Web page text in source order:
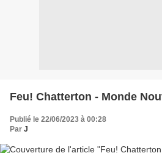
Feu! Chatterton - Monde
Publié le 22/06/2023 à 00:28
Par J